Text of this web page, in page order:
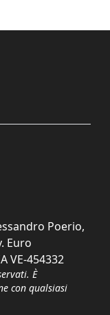
Poerio,
Euro
VE-454332
È
con qualsiasi